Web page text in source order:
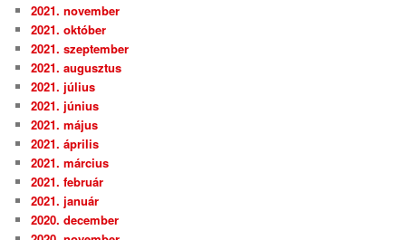
2021. november
2021. október
2021. szeptember
2021. augusztus
2021. július
2021. június
2021. május
2021. április
2021. március
2021. február
2021. január
2020. december